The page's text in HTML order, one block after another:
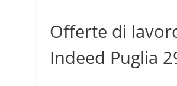
Offerte di
Indeed Puglia